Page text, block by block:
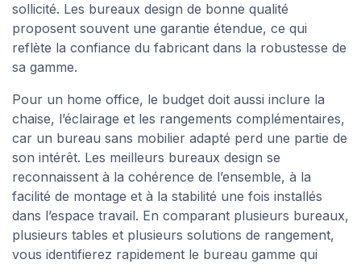
sollicité. Les bureaux design de bonne qualité
proposent souvent une garantie étendue, ce qui
reflète la confiance du fabricant dans la robustesse de
sa gamme.
Pour un home office, le budget doit aussi inclure la
chaise, l’éclairage et les rangements complémentaires,
car un bureau sans mobilier adapté perd une partie de
son intérêt. Les meilleurs bureaux design se
reconnaissent à la cohérence de l’ensemble, à la
facilité de montage et à la stabilité une fois installés
dans l’espace travail. En comparant plusieurs bureaux,
plusieurs tables et plusieurs solutions de rangement,
vous identifierez rapidement le bureau gamme qui